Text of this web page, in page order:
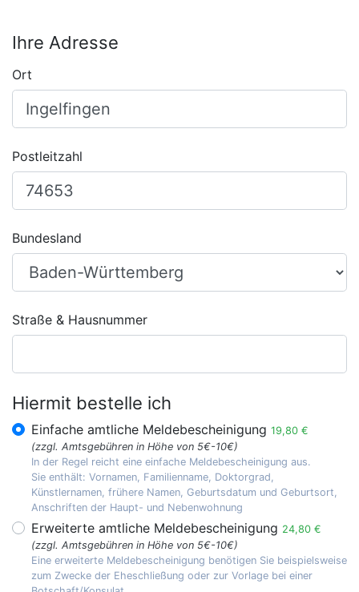
Ihre Adresse
Ort
Postleitzahl
Bundesland
Straße & Hausnummer
Hiermit bestelle ich
Einfache amtliche Meldebescheinigung 19,80 €
(zzgl. Amtsgebühren in Höhe von 5€-10€)
In der Regel reicht eine einfache Meldebescheinigung aus.
Sie enthält: Vornamen, Familienname, Doktorgrad,
Künstlernamen, frühere Namen, Geburtsdatum und Geburtsort,
Anschriften der Haupt- und Nebenwohnung
Erweiterte amtliche Meldebescheinigung 24,80 €
(zzgl. Amtsgebühren in Höhe von 5€-10€)
Eine erweiterte Meldebescheinigung benötigen Sie beispielsweise
zum Zwecke der Eheschließung oder zur Vorlage bei einer